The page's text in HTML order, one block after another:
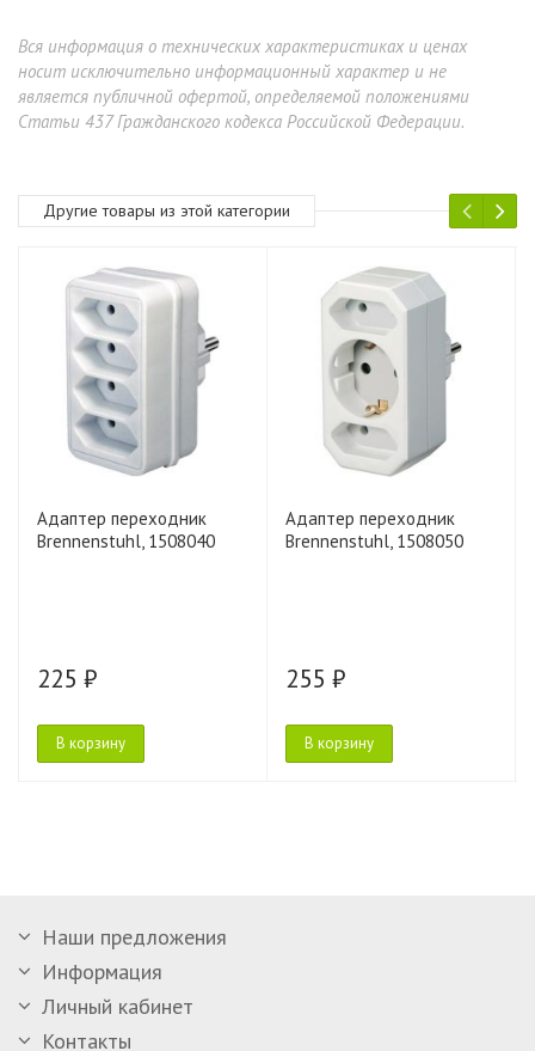
Вся информация о технических характеристиках и ценах
носит исключительно информационный характер и не
является публичной офертой, определяемой положениями
Статьи 437 Гражданского кодекса Российской Федерации.
Другие товары из этой категории
Адаптер переходник
Brennenstuhl, 1508040
225 ₽
В корзину
Адаптер переходник
Brennenstuhl, 1508050
255 ₽
В корзину
Наши предложения
Информация
Личный кабинет
Контакты